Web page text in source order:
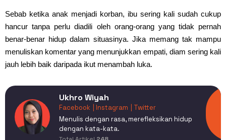
Sebab ketika anak menjadi korban, ibu sering kali sudah cukup
hancur tanpa perlu diadili oleh orang-orang yang tidak pernah
benar-benar hidup dalam situasinya. Jika memang tak mampu
menuliskan komentar yang menunjukkan empati, diam sering kali
jauh lebih baik daripada ikut menambah luka.
Ukhro Wiyah
Facebook | Instagram
| Twitter
Menulis dengan rasa, merefleksikan hidup
dengan kata-kata.